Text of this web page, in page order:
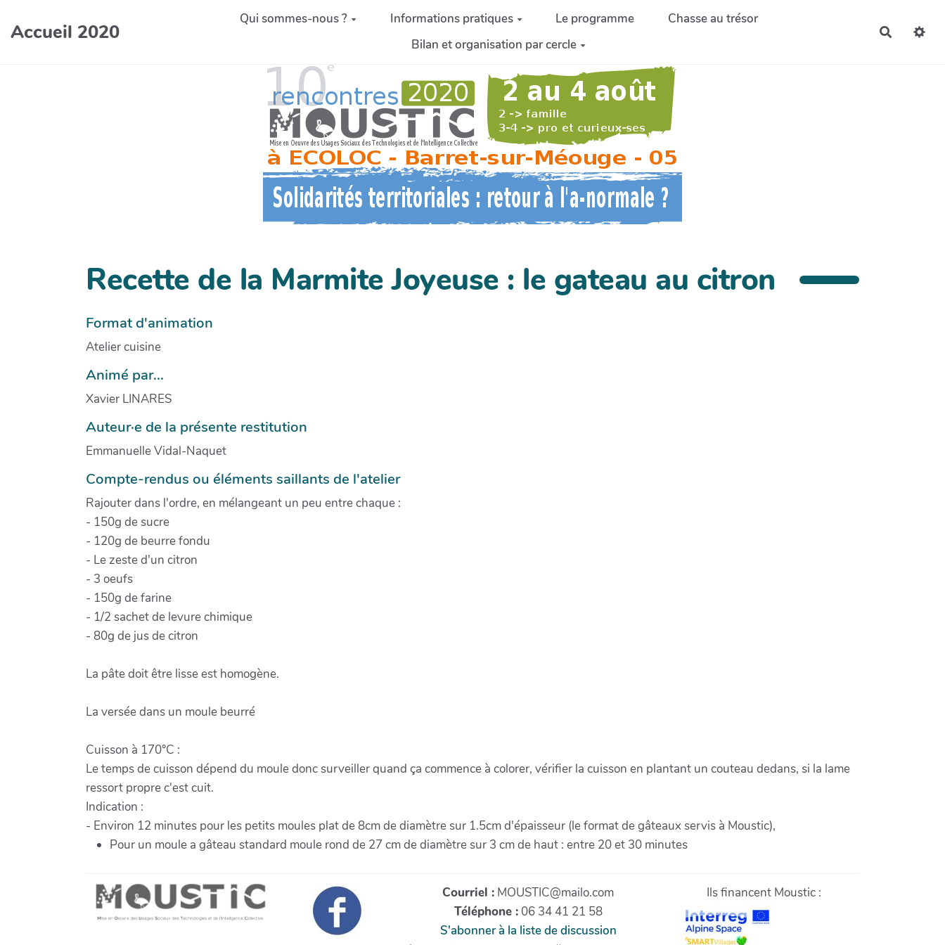
Accueil 2020
Qui sommes-nous ? Informations pratiques Le programme
Chasse au trésor
Bilan et organisation par cercle
Recette de la Marmite Joyeuse : le gateau au citron
Format d'animation
Atelier cuisine
Animé par...
Xavier LINARES
Auteur·e de la présente restitution
Emmanuelle Vidal-Naquet
Compte-rendus ou éléments saillants de l'atelier
Rajouter dans l'ordre, en mélangeant un peu entre chaque :
- 150g de sucre
- 120g de beurre fondu
- Le zeste d'un citron
- 3 oeufs
- 150g de farine
- 1/2 sachet de levure chimique
- 80g de jus de citron
La pâte doit être lisse est homogène.
La versée dans un moule beurré
Cuisson à 170°C :
Le temps de cuisson dépend du moule donc surveiller quand ça commence à colorer, vérifier la cuisson en plantant un couteau dedans, si la lame
ressort propre c'est cuit.
Indication :
- Environ 12 minutes pour les petits moules plat de 8cm de diamètre sur 1.5cm d'épaisseur (le format de gâteaux servis à Moustic),
Pour un moule a gâteau standard moule rond de 27 cm de diamètre sur 3 cm de haut : entre 20 et 30 minutes
Courriel : MOUSTIC@mailo.com
Téléphone :06 34 41 21 58
S'abonner à la liste de discussion
Ils financent Moustic :